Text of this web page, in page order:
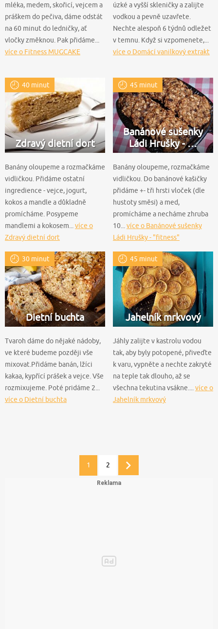
mléka, medem, skořicí, vejcem a
práškem do pečiva, dáme odstát
na 60 minut do ledničky, ať
vločky změknou. Pak přidáme...
více o Fitness MUGCAKE
úzké a vyšší skleničky a zalijte
vodkou a pevně uzavřete.
Nechte alespoň 6 týdnů odležet
v temnu. Když si vzpomenete,...
více o Domácí vanilkový extrakt
40 minut
Zdravý dietní dort
Banány oloupeme a rozmačkáme
vidličkou. Přidáme ostatní
ingredience - vejce, jogurt,
kokos a mandle a důkladně
promícháme. Posypeme
mandlemi a kokosem... více o
Zdravý dietní dort
45 minut
Banánové sušenky
Ládi Hrušky - …
Banány oloupeme, rozmačkáme
vidličkou. Do banánové kašičky
přidáme +- tři hrsti vloček (dle
hustoty směsi) a med,
promícháme a necháme zhruba
10... více o Banánové sušenky
Ládi Hrušky - "fitness"
30 minut
Dietní buchta
Tvaroh dáme do nějaké nádoby,
ve které budeme později vše
mixovat.Přidáme banán, lžíci
kakaa, kypřící prášek a vejce. Vše
rozmixujeme. Poté pridáme 2...
více o Dietní buchta
45 minut
Jahelník mrkvový
Jáhly zalijte v kastrolu vodou
tak, aby byly potopené, přiveďte
k varu, vypněte a nechte zakryté
na teple tak dlouho, až se
všechna tekutina vsákne....více o
Jahelník mrkvový
1 2
Další
stránka